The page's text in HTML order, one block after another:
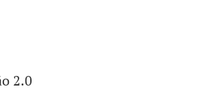
2.0